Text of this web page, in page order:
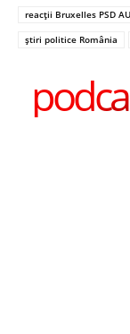
reacții Bruxelles PSD
știri politice România